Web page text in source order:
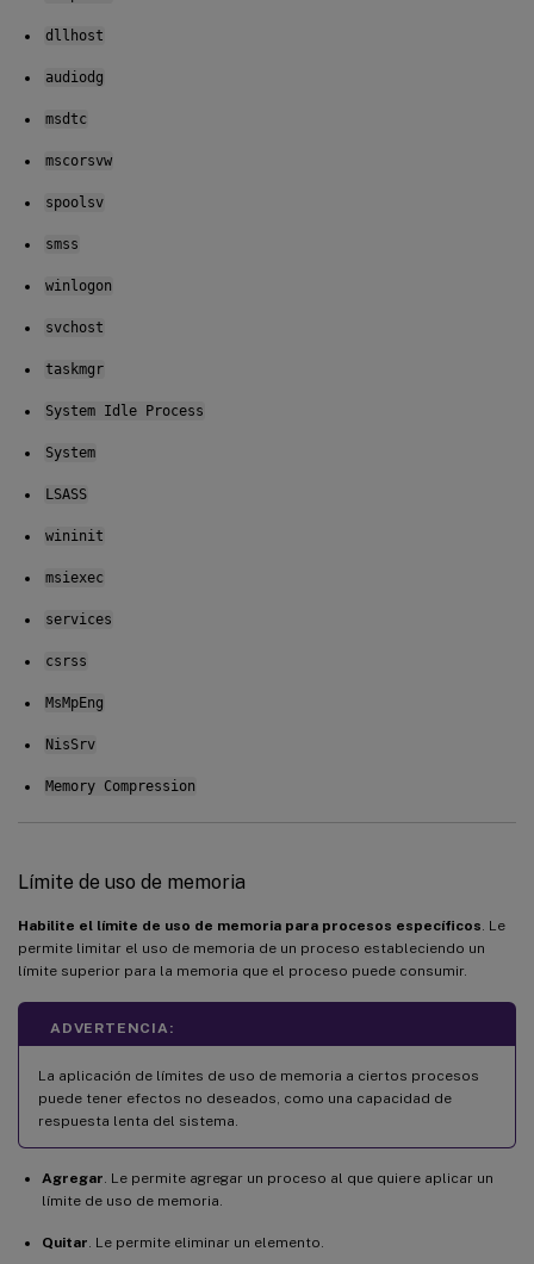
dllhost
audiodg
msdtc
mscorsvw
spoolsv
smss
winlogon
svchost
taskmgr
System Idle Process
System
LSASS
wininit
msiexec
services
csrss
MsMpEng
NisSrv
Memory Compression
Límite de uso de memoria
Habilite el límite de uso de memoria para procesos específicos . Le
permite limitar el uso de memoria de un proceso estableciendo un
límite superior para la memoria que el proceso puede consumir.
ADVERTENCIA:
La aplicación de límites de uso de memoria a ciertos procesos
puede tener efectos no deseados, como una capacidad de
respuesta lenta del sistema.
Agregar . Le permite agregar un proceso al que quiere aplicar un
límite de uso de memoria.
Quitar . Le permite eliminar un elemento.